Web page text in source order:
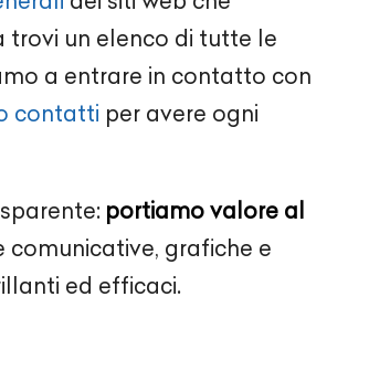
un elenco di tutte le
a entrare in contatto con
contatti per avere ogni
portiamo valore al
comunicative, grafiche e
ed efficaci.